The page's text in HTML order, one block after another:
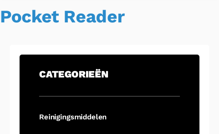
Pocket Reader
CATEGORIEËN
Reinigingsmiddelen